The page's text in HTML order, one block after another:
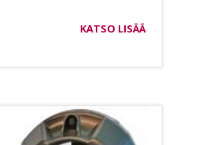
KATSO LISÄÄ